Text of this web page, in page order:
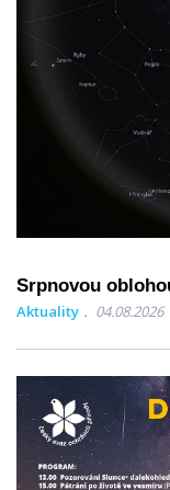
Srpnovou
Aktuality 04.08.2026